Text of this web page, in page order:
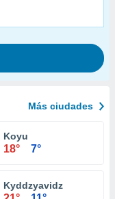
Más ciudades
Koyu
18° 7°
Kyddzyavidz